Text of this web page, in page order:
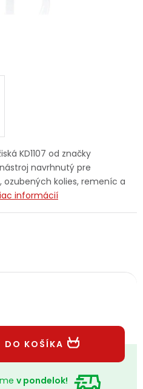
obchodu
zákaznícky účet
Odstúpenie v lehote 14 dní
údajov
Registrace
KD1107 od značky
nástroj navrhnutý pre
kolies, remeníc a
informácií
DO KOŠÍKA
v pondelok!